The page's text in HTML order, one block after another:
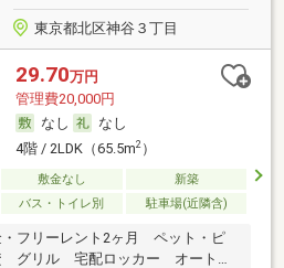
東京都北区神谷３丁目
29.70万円
管理費20,000円
なし
なし
4階 / 2LDK（65.5m2）
敷金なし
新築
バス・トイレ別 駐車場(近隣含)
フリーレント2ヶ月 ペット・ピ
グリル 宅配ロッカー オートロ